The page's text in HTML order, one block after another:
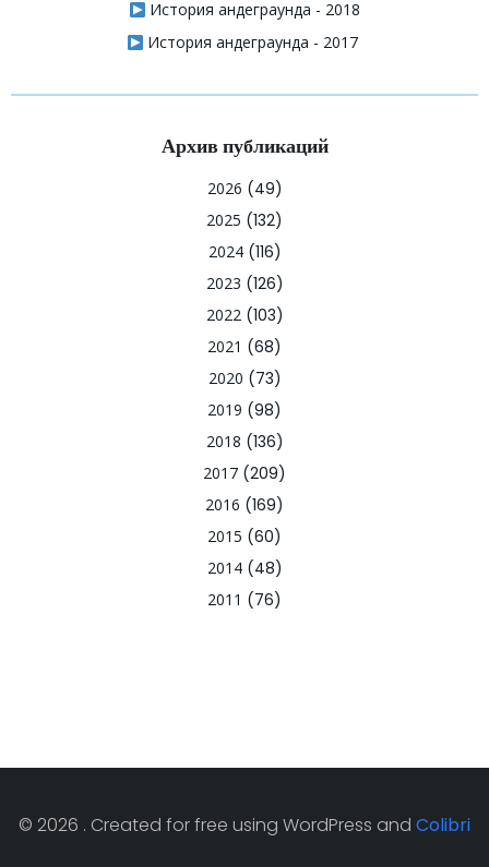
История андеграунда - 2018
История андеграунда - 2017
Архив публикаций
2026 (49)
2025 (132)
2024(116)
2023 (126)
2022(103)
2021 (68)
2020 (73)
2019 (98)
2018 (136)
2017 (209)
2016 (169)
2015 (60)
2014(48)
2011 (76)
© 2026 . Created for free using WordPress and Colibri